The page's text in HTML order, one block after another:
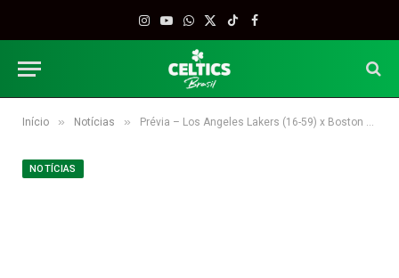
Instagram
YouTube
WhatsApp
X
TikTokFacebook
Início » Notícias » Prévia – Los Angeles Lakers (16-59) x Boston Celtics (44-32)
NOTÍCIAS